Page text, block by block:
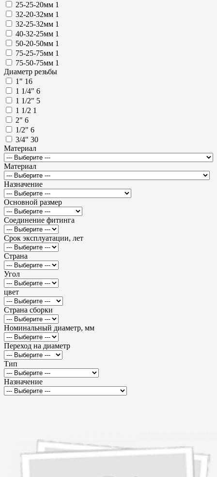
25-25-20мм 1
32-20-32мм 1
32-25-32мм 1
40-32-25мм 1
50-20-50мм 1
75-25-75мм 1
75-50-75мм 1
Диаметр резьбы
1" 16
1 1/4" 6
1 1/2" 5
1 1/2 1
2" 6
1/2" 6
3/4" 30
Материал
Материал
Назначение
Основной размер
Соединение фитинга
Срок эксплуатации, лет
Страна
Угол
цвет
Страна сборки
Номинальный диаметр, мм
Переход на диаметр
Тип
Назначение